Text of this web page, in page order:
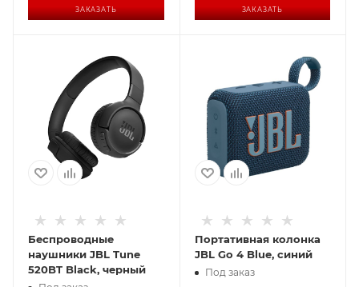
ЗАКАЗАТЬ ЗАКАЗАТЬ
Беспроводные
наушники JBL Tune
520BT Black, черный
Портативная колонка
JBL Go 4 Blue, синий
Под заказ